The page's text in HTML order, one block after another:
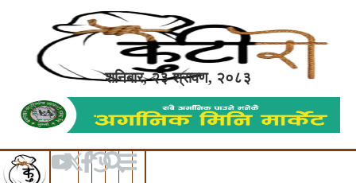
शनिबार, २३ श्रावण, २०८३